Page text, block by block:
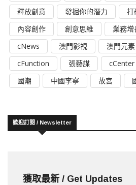
釋放創意
發掘你的潛力 打
內容創作
創意思維 業務增
cNews
澳門影視 澳門元素
cFunction
張藝謀 cCenter
國潮
中國李寧 故宮
歡迎訂閱 / Newsletter
獲取最新 / Get Updates